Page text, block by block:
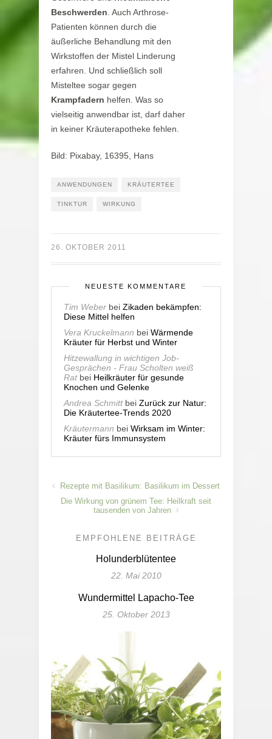
Beschwerden . Auch Arthrose-
Patienten können durch die
äußerliche Behandlung mit den
Wirkstoffen der Mistel Linderung
erfahren. Und schließlich soll
Misteltee sogar gegen
Krampfadern helfen. Was so
vielseitig anwendbar ist, darf daher
in keiner Kräuterapotheke fehlen.
Bild: Pixabay, 16395, Hans
ANWENDUNGEN KRÄUTERTEE
TINKTUR WIRKUNG
26. OKTOBER 2011
NEUESTE KOMMENTARE
Tim Weber bei Zikaden bekämpfen:
Diese Mittel helfen
Vera Kruckelmann bei Wärmende
Kräuter für Herbst und Winter
Hitzewallung in wichtigen Job-
Gesprächen - Frau Scholten weiß
Ratbei Heilkräuter für gesunde
Knochen und Gelenke
Andrea Schmittbei Zurück zur Natur:
Die Kräutertee-Trends 2020
Kräutermann bei Wirksam im Winter:
Kräuter fürs Immunsystem
Rezepte mit Basilikum: Basilikum im Dessert
Die Wirkung von grünem Tee: Heilkraft seit
tausenden von Jahren
EMPFOHLENE BEITRÄGE
Holunderblütentee
22. Mai 2010
Wundermittel Lapacho-Tee
25. Oktober 2013